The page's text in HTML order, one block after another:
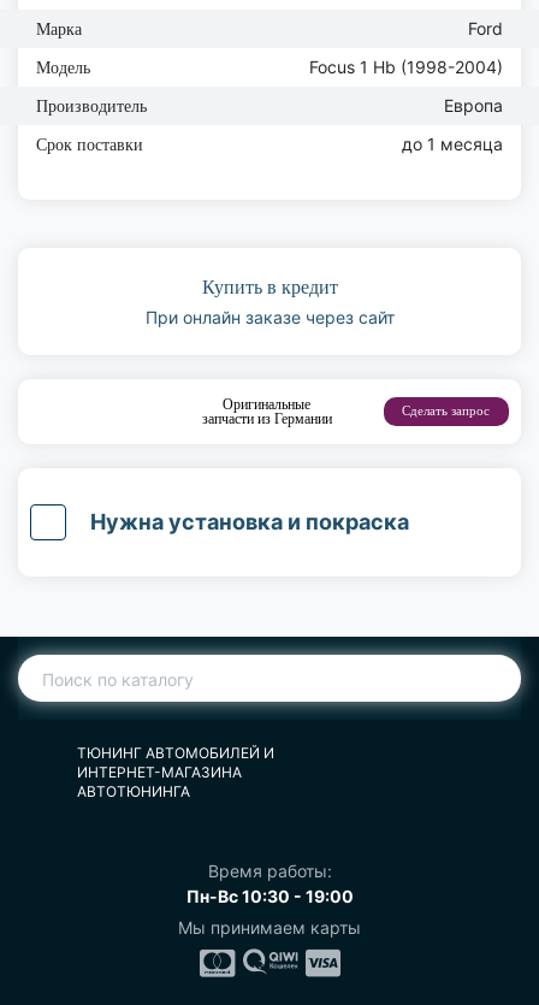
Марка Ford
Модель Focus 1 Hb (1998-2004)
Производитель Европа
Срок поставки до 1 месяца
Купить в кредит
При онлайн заказе через сайт
Оригинальные
запчасти из Германии
Сделать запрос
Нужна установка и покраска
ТЮНИНГ АВТОМОБИЛЕЙ И
ИНТЕРНЕТ-МАГАЗИНА
АВТОТЮНИНГА
Время работы:
Пн-Вс 10:30 - 19:00
Мы принимаем карты